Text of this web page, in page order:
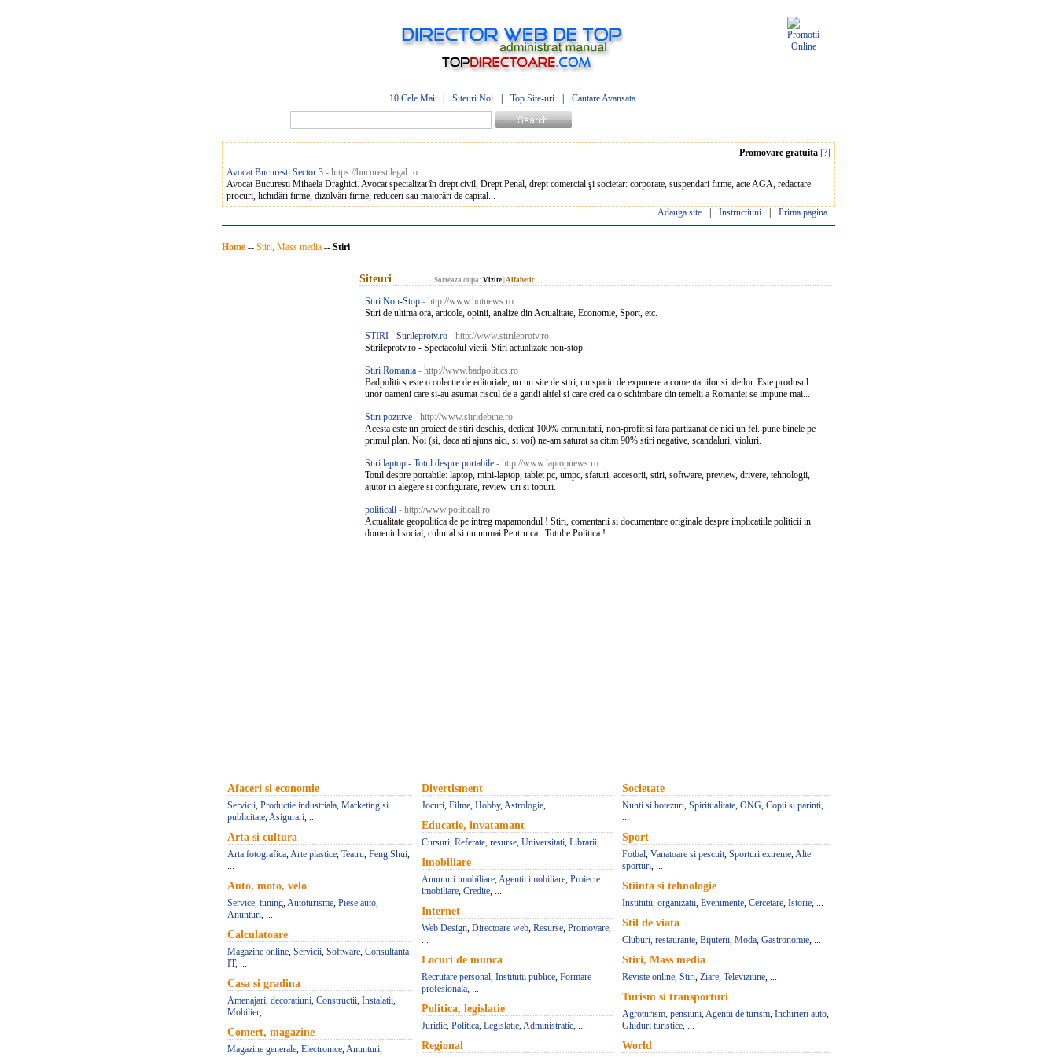
10 Cele Mai Siteuri Noi Top Site-uri Cautare Avansata
Promovare gratuita [?]
Avocat Bucuresti Sector 3 - https://bucurestilegal.ro
Avocat Bucuresti Mihaela Draghici. Avocat specializat în drept civil, Drept Penal, drept comercial şi societar: corporate, suspendari firme, acte AGA, redactare
procuri, lichidări firme, dizolvări firme, reduceri sau majorări de capital...
Adauga site
Instructiuni Prima pagina
Home -- Stiri, Mass media -- Stiri
Siteuri Sorteaza dupa: Vizite Alfabetic
Stiri Non-Stop - http://www.hotnews.ro
Stiri de ultima ora, articole, opinii, analize din Actualitate, Economie, Sport, etc.
STIRI - Stirileprotv.ro - http://www.stirileprotv.ro
Stirileprotv.ro - Spectacolul vietii. Stiri actualizate non-stop.
Stiri Romania - http://www.badpolitics.ro
Badpolitics este o colectie de editoriale, nu un site de stiri; un spatiu de expunere a comentariilor si ideilor. Este produsul
unor oameni care si-au asumat riscul de a gandi altfel si care cred ca o schimbare din temelii a Romaniei se impune mai...
Stiri pozitive - http://www.stiridebine.ro
Acesta este un proiect de stiri deschis, dedicat 100% comunitatii, non-profit si fara partizanat de nici un fel. pune binele pe
primul plan. Noi (si, daca ati ajuns aici, si voi) ne-am saturat sa citim 90% stiri negative, scandaluri, violuri.
Stiri laptop - Totul despre portabile - http://www.laptopnews.ro
Totul despre portabile: laptop, mini-laptop, tablet pc, umpc, sfaturi, accesorii, stiri, software, preview, drivere, tehnologii,
ajutor in alegere si configurare, review-uri si topuri.
politicall - http://www.politicall.ro
Actualitate geopolitica de pe intreg mapamondul ! Stiri, comentarii si documentare originale despre implicatiile politicii in
domeniul social, cultural si nu numai Pentru ca...Totul e Politica !
Afaceri si economie
Servicii, Productie industriala, Marketing si
publicitate,Asigurari, ...
Arta si cultura
Arta fotografica,Arte plastice, Teatru, Feng Shui,
...
Auto, moto, velo
Service, tuning,Autoturisme, Piese auto,
Anunturi, ...
Calculatoare
Magazine online, Servicii, Software, Consultanta
IT, ...
Casa si gradina
Amenajari, decoratiuni, Constructii, Instalatii,
Mobilier, ...
Comert, magazine
Magazine generale, Electronice,Anunturi,
Divertisment
Jocuri, Filme, Hobby,Astrologie, ...
Educatie, invatamant
Cursuri, Referate, resurse, Universitati, Librarii, ...
Imobiliare
Anunturi imobiliare,Agentii imobiliare, Proiecte
imobiliare, Credite, ...
Internet
Web Design, Directoare web, Resurse, Promovare,
...
Locuri de munca
Recrutare personal, Institutii publice, Formare
profesionala, ...
Politica, legislatie
Juridic, Politica, Legislatie,Administratie, ...
Regional
Societate
Nunti si botezuri, Spiritualitate, ONG, Copii si parinti,
...
Sport
Fotbal, Vanatoare si pescuit, Sporturi extreme,Alte
sporturi, ...
Stiinta si tehnologie
Institutii, organizatii, Evenimente, Cercetare, Istorie, ...
Stil de viata
Cluburi, restaurante, Bijuterii, Moda, Gastronomie, ...
Stiri, Mass media
Reviste online, Stiri, Ziare, Televiziune, ...
Turism si transporturi
Agroturism, pensiuni,Agentii de turism, Inchirieri auto,
Ghiduri turistice, ...
World